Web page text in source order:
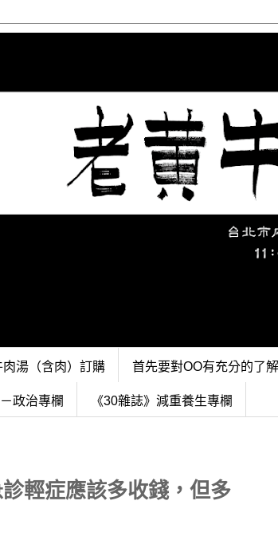
湯（含肉）訂購 首先要對OO有充分的了解
政治專欄 《30雜誌》減重養生專欄
輕症應該多收錢，但多